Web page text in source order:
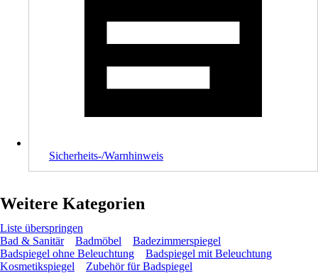
Sicherheits-/Warnhinweis
Weitere Kategorien
Liste überspringen
Bad & Sanitär
Badmöbel
Badezimmerspiegel
Badspiegel ohne Beleuchtung
Badspiegel mit Beleuchtung
Kosmetikspiegel
Zubehör für Badspiegel